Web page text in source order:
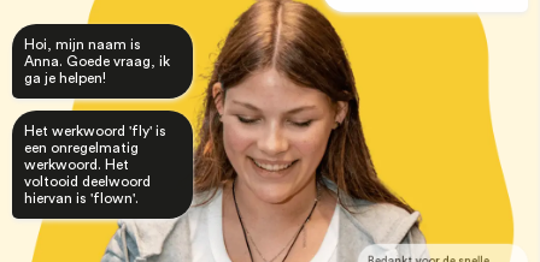
Hoi, mijn naam is
Anna. Goede vraag, ik
ga je helpen!
Het werkwoord 'fly' is
een onregelmatig
werkwoord. Het
voltooid deelwoord
hiervan is 'flown'.
Bedankt voor de snelle